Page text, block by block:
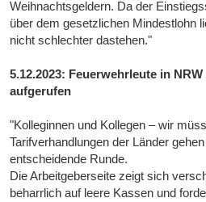
Weihnachtsgeldern. Da der
über dem gesetzlichen Mindestlohn
nicht schlechter dastehen."
5.12.2023: Feuerwehrleute in
aufgerufen
"Kolleginnen und Kollegen – wir
Tarifverhandlungen der Länder
entscheidende Runde.
Die Arbeitgeberseite zeigt sich
beharrlich auf leere Kassen und